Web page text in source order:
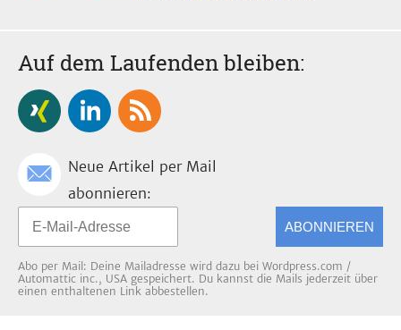
Auf dem Laufenden bleiben:
Neue Artikel per Mail
abonnieren:
ABONNIEREN
Abo per Mail: Deine Mailadresse wird dazu bei Wordpress.com /
Automattic inc., USA gespeichert. Du kannst die Mails jederzeit über
einen enthaltenen Link abbestellen.